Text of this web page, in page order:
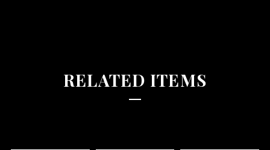
RELATED ITEMS